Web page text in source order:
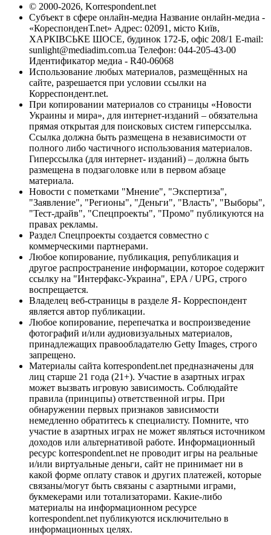
© 2000-2026, Korrespondent.net
Субъект в сфере онлайн-медиа Название онлайн-медиа -
«КореспонденТ.net» Адрес: 02091, місто Київ,
ХАРКІВСЬКЕ ШОСЕ, будинок 172-Б, офіс 208/1 E-mail:
sunlight@mediadim.com.ua Телефон: 044-205-43-00
Идентификатор медиа - R40-06068
Использование любых материалов, размещённых на
сайте, разрешается при условии ссылки на
Корреспондент.net.
При копировании материалов со страницы «Новости
Украины и мира», для интернет-изданий – обязательна
прямая открытая для поисковых систем гиперссылка.
Ссылка должна быть размещена в независимости от
полного либо частичного использования материалов.
Гиперссылка (для интернет- изданий) – должна быть
размещена в подзаголовке или в первом абзаце
материала.
Новости с пометками "Мнение", "Экспертиза",
"Заявление", "Регионы", "Деньги", "Власть", "Выборы",
"Тест-драйв", "Спецпроекты", "Промо" публикуются на
правах рекламы.
Раздел Спецпроекты создается совместно с
коммерческими партнерами.
Любое копирование, публикация, републикация и
другое распространение информации, которое содержит
ссылку на "Интерфакс-Украина", EPA / UPG, строго
воспрещается.
Владелец веб-страницы в разделе Я- Корреспондент
является автор публикации.
Любое копирование, перепечатка и воспроизведение
фотографий и/или аудиовизуальных материалов,
принадлежащих правообладателю Getty Images, строго
запрещено.
Материалы сайта korrespondent.net предназначены для
лиц старше 21 года (21+). Участие в азартных играх
может вызвать игровую зависимость. Соблюдайте
правила (принципы) ответственной игры. При
обнаружении первых признаков зависимости
немедленно обратитесь к специалисту. Помните, что
участие в азартных играх не может являться источником
доходов или альтернативой работе. Информационный
ресурс korrespondent.net не проводит игры на реальные
и/или виртуальные деньги, сайт не принимает ни в
какой форме оплату ставок и других платежей, которые
связаны/могут быть связаны с азартными играми,
букмекерами или тотализаторами. Какие-либо
материалы на информационном ресурсе
korrespondent.net публикуются исключительно в
информационных целях.